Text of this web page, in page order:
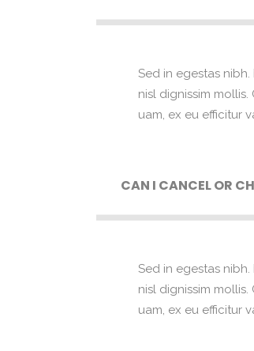
Sed in egestas
nisl dignissim
uam, ex eu efficitur
CAN I CANCEL OR
Sed in egestas
nisl dignissim
uam, ex eu efficitur